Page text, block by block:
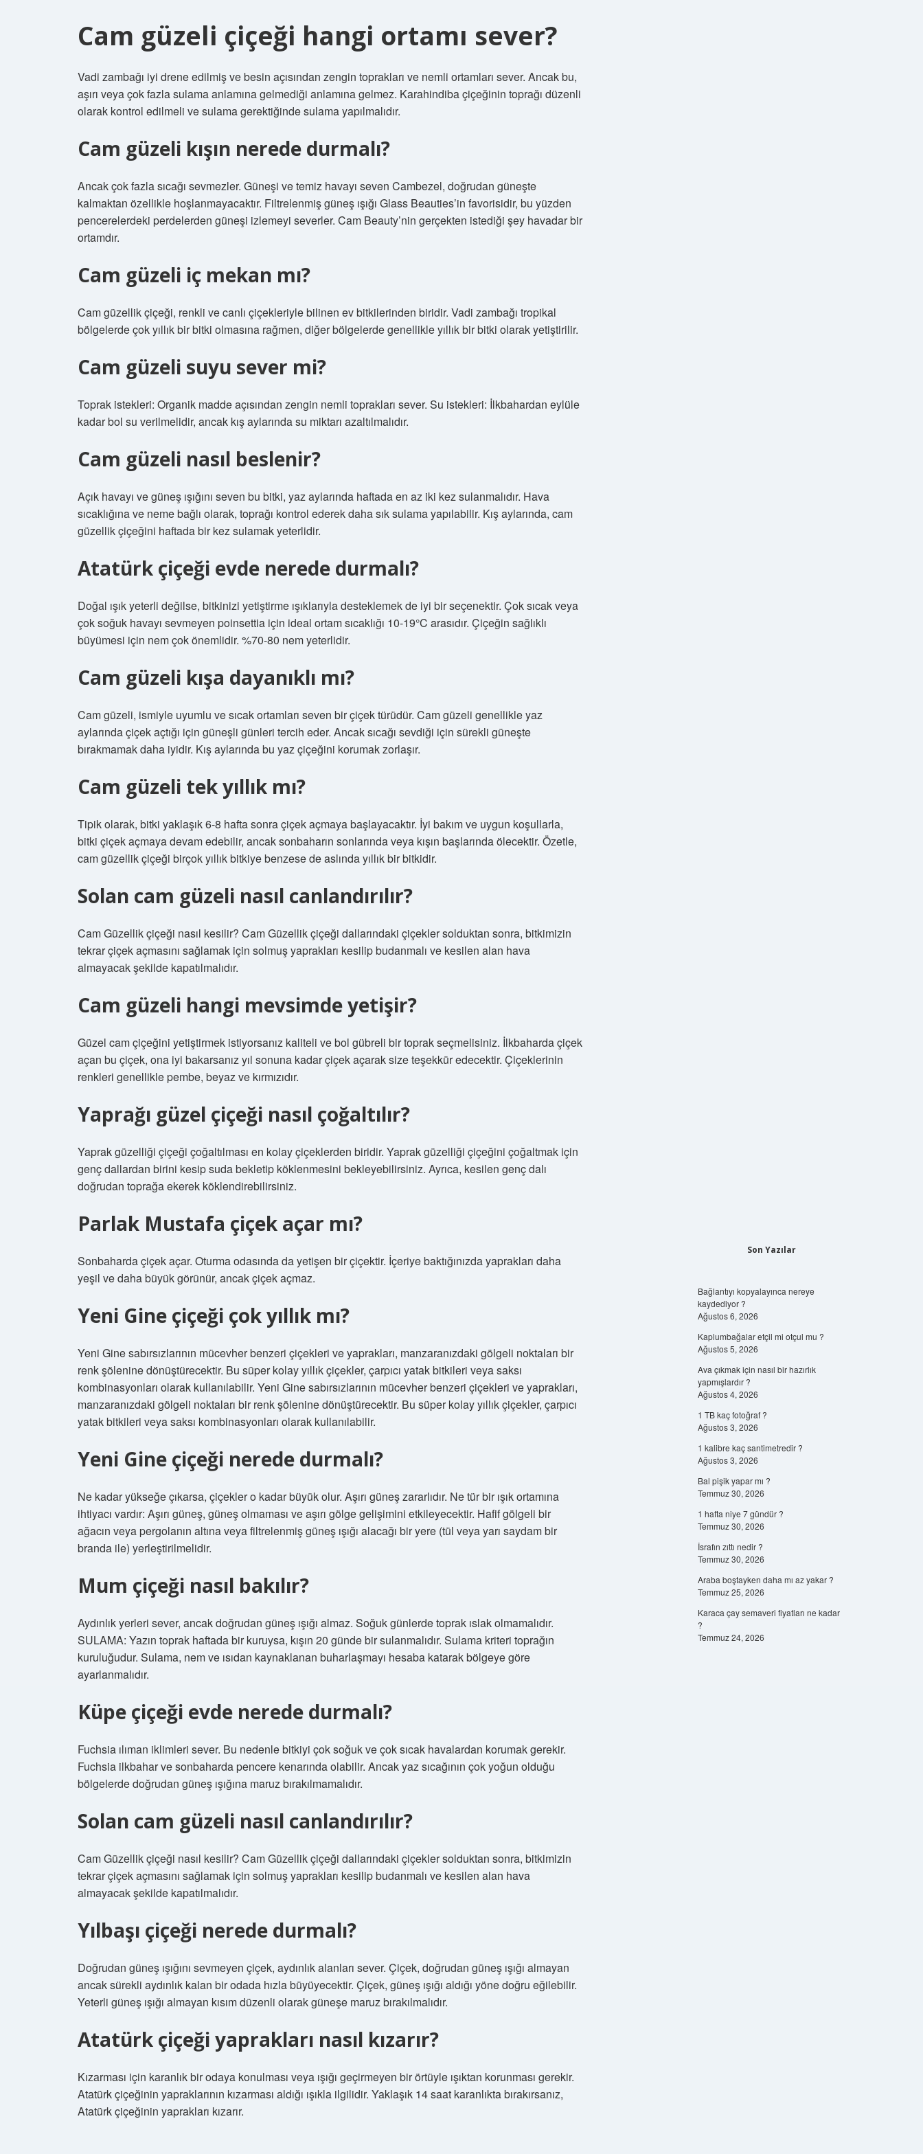
Cam güzeli çiçeği hangi ortamı sever?
Vadi zambağı iyi drene edilmiş ve besin açısından zengin toprakları ve nemli ortamları sever. Ancak bu,
aşırı veya çok fazla sulama anlamına gelmediği anlamına gelmez. Karahindiba çiçeğinin toprağı düzenli
olarak kontrol edilmeli ve sulama gerektiğinde sulama yapılmalıdır.
Cam güzeli kışın nerede durmalı?
Ancak çok fazla sıcağı sevmezler. Güneşi ve temiz havayı seven Cambezel, doğrudan güneşte
kalmaktan özellikle hoşlanmayacaktır. Filtrelenmiş güneş ışığı Glass Beauties’in favorisidir, bu yüzden
pencerelerdeki perdelerden güneşi izlemeyi severler. Cam Beauty’nin gerçekten istediği şey havadar bir
ortamdır.
Cam güzeli iç mekan mı?
Cam güzellik çiçeği, renkli ve canlı çiçekleriyle bilinen ev bitkilerinden biridir. Vadi zambağı tropikal
bölgelerde çok yıllık bir bitki olmasına rağmen, diğer bölgelerde genellikle yıllık bir bitki olarak yetiştirilir.
Cam güzeli suyu sever mi?
Toprak istekleri: Organik madde açısından zengin nemli toprakları sever. Su istekleri: İlkbahardan eylüle
kadar bol su verilmelidir, ancak kış aylarında su miktarı azaltılmalıdır.
Cam güzeli nasıl beslenir?
Açık havayı ve güneş ışığını seven bu bitki, yaz aylarında haftada en az iki kez sulanmalıdır. Hava
sıcaklığına ve neme bağlı olarak, toprağı kontrol ederek daha sık sulama yapılabilir. Kış aylarında, cam
güzellik çiçeğini haftada bir kez sulamak yeterlidir.
Atatürk çiçeği evde nerede durmalı?
Doğal ışık yeterli değilse, bitkinizi yetiştirme ışıklarıyla desteklemek de iyi bir seçenektir. Çok sıcak veya
çok soğuk havayı sevmeyen poinsettia için ideal ortam sıcaklığı 10-19°C arasıdır. Çiçeğin sağlıklı
büyümesi için nem çok önemlidir. %70-80 nem yeterlidir.
Cam güzeli kışa dayanıklı mı?
Cam güzeli, ismiyle uyumlu ve sıcak ortamları seven bir çiçek türüdür. Cam güzeli genellikle yaz
aylarında çiçek açtığı için güneşli günleri tercih eder. Ancak sıcağı sevdiği için sürekli güneşte
bırakmamak daha iyidir. Kış aylarında bu yaz çiçeğini korumak zorlaşır.
Cam güzeli tek yıllık mı?
Tipik olarak, bitki yaklaşık 6-8 hafta sonra çiçek açmaya başlayacaktır. İyi bakım ve uygun koşullarla,
bitki çiçek açmaya devam edebilir, ancak sonbaharın sonlarında veya kışın başlarında ölecektir. Özetle,
cam güzellik çiçeği birçok yıllık bitkiye benzese de aslında yıllık bir bitkidir.
Solan cam güzeli nasıl canlandırılır?
Cam Güzellik çiçeği nasıl kesilir? Cam Güzellik çiçeği dallarındaki çiçekler solduktan sonra, bitkimizin
tekrar çiçek açmasını sağlamak için solmuş yaprakları kesilip budanmalı ve kesilen alan hava
almayacak şekilde kapatılmalıdır.
Cam güzeli hangi mevsimde yetişir?
Güzel cam çiçeğini yetiştirmek istiyorsanız kaliteli ve bol gübreli bir toprak seçmelisiniz. İlkbaharda çiçek
açan bu çiçek, ona iyi bakarsanız yıl sonuna kadar çiçek açarak size teşekkür edecektir. Çiçeklerinin
renkleri genellikle pembe, beyaz ve kırmızıdır.
Yaprağı güzel çiçeği nasıl çoğaltılır?
Yaprak güzelliği çiçeği çoğaltılması en kolay çiçeklerden biridir. Yaprak güzelliği çiçeğini çoğaltmak için
genç dallardan birini kesip suda bekletip köklenmesini bekleyebilirsiniz. Ayrıca, kesilen genç dalı
doğrudan toprağa ekerek köklendirebilirsiniz.
Parlak Mustafa çiçek açar mı?
Sonbaharda çiçek açar. Oturma odasında da yetişen bir çiçektir. İçeriye baktığınızda yaprakları daha
yeşil ve daha büyük görünür, ancak çiçek açmaz.
Yeni Gine çiçeği çok yıllık mı?
Yeni Gine sabırsızlarının mücevher benzeri çiçekleri ve yaprakları, manzaranızdaki gölgeli noktaları bir
renk şölenine dönüştürecektir. Bu süper kolay yıllık çiçekler, çarpıcı yatak bitkileri veya saksı
kombinasyonları olarak kullanılabilir. Yeni Gine sabırsızlarının mücevher benzeri çiçekleri ve yaprakları,
manzaranızdaki gölgeli noktaları bir renk şölenine dönüştürecektir. Bu süper kolay yıllık çiçekler, çarpıcı
yatak bitkileri veya saksı kombinasyonları olarak kullanılabilir.
Yeni Gine çiçeği nerede durmalı?
Ne kadar yükseğe çıkarsa, çiçekler o kadar büyük olur. Aşırı güneş zararlıdır. Ne tür bir ışık ortamına
ihtiyacı vardır: Aşırı güneş, güneş olmaması ve aşırı gölge gelişimini etkileyecektir. Hafif gölgeli bir
ağacın veya pergolanın altına veya filtrelenmiş güneş ışığı alacağı bir yere (tül veya yarı saydam bir
branda ile) yerleştirilmelidir.
Mum çiçeği nasıl bakılır?
Aydınlık yerleri sever, ancak doğrudan güneş ışığı almaz. Soğuk günlerde toprak ıslak olmamalıdır.
SULAMA: Yazın toprak haftada bir kuruysa, kışın 20 günde bir sulanmalıdır. Sulama kriteri toprağın
kuruluğudur. Sulama, nem ve ısıdan kaynaklanan buharlaşmayı hesaba katarak bölgeye göre
ayarlanmalıdır.
Küpe çiçeği evde nerede durmalı?
Fuchsia ılıman iklimleri sever. Bu nedenle bitkiyi çok soğuk ve çok sıcak havalardan korumak gerekir.
Fuchsia ilkbahar ve sonbaharda pencere kenarında olabilir. Ancak yaz sıcağının çok yoğun olduğu
bölgelerde doğrudan güneş ışığına maruz bırakılmamalıdır.
Solan cam güzeli nasıl canlandırılır?
Cam Güzellik çiçeği nasıl kesilir? Cam Güzellik çiçeği dallarındaki çiçekler solduktan sonra, bitkimizin
tekrar çiçek açmasını sağlamak için solmuş yaprakları kesilip budanmalı ve kesilen alan hava
almayacak şekilde kapatılmalıdır.
Yılbaşı çiçeği nerede durmalı?
Doğrudan güneş ışığını sevmeyen çiçek, aydınlık alanları sever. Çiçek, doğrudan güneş ışığı almayan
ancak sürekli aydınlık kalan bir odada hızla büyüyecektir. Çiçek, güneş ışığı aldığı yöne doğru eğilebilir.
Yeterli güneş ışığı almayan kısım düzenli olarak güneşe maruz bırakılmalıdır.
Atatürk çiçeği yaprakları nasıl kızarır?
Kızarması için karanlık bir odaya konulması veya ışığı geçirmeyen bir örtüyle ışıktan korunması gerekir.
Atatürk çiçeğinin yapraklarının kızarması aldığı ışıkla ilgilidir. Yaklaşık 14 saat karanlıkta bırakırsanız,
Atatürk çiçeğinin yaprakları kızarır.
Son Yazılar
Bağlantıyı kopyalayınca nereye
kaydediyor ?
Ağustos 6, 2026
Kaplumbağalar etçil mi otçul mu ?
Ağustos 5, 2026
Ava çıkmak için nasıl bir hazırlık
yapmışlardır ?
Ağustos 4, 2026
1 TB kaç fotoğraf ?
Ağustos 3, 2026
1 kalibre kaç santimetredir ?
Ağustos 3, 2026
Bal pişik yapar mı ?
Temmuz 30, 2026
1 hafta niye 7 gündür ?
Temmuz 30, 2026
İsrafın zıttı nedir ?
Temmuz 30, 2026
Araba boştayken daha mı az yakar ?
Temmuz 25, 2026
Karaca çay semaveri fiyatları ne kadar
?
Temmuz 24, 2026